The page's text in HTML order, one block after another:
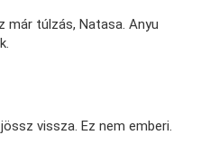
már túlzás, Natasa. Anyu
vissza. Ez nem emberi.